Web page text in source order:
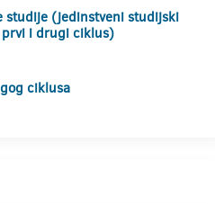
studije (jedinstveni studijski
i drugi ciklus)
ciklusa